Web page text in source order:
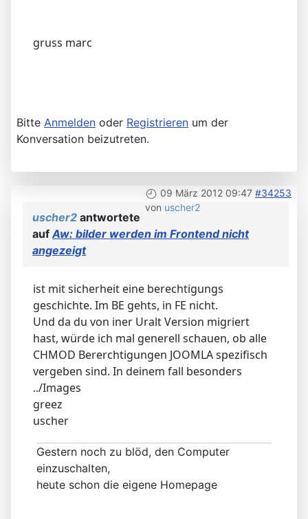
gruss marc
Bitte Anmelden oder Registrieren um der
Konversation beizutreten.
09 März 2012 09:47 #34253
von uscher2
uscher2 antwortete
auf Aw: bilder werden im Frontend nicht
angezeigt
ist mit sicherheit eine berechtigungs
geschichte. Im BE gehts, in FE nicht.
Und da du von iner Uralt Version migriert
hast, würde ich mal generell schauen, ob alle
CHMOD Bererchtigungen JOOMLA spezifisch
vergeben sind. In deinem fall besonders
../Images
greez
uscher
Gestern noch zu blöd, den Computer
einzuschalten,
heute schon die eigene Homepage